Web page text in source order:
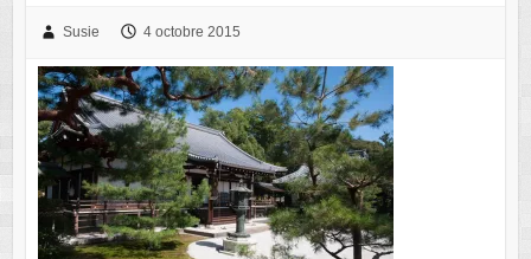
Susie 4 octobre 2015